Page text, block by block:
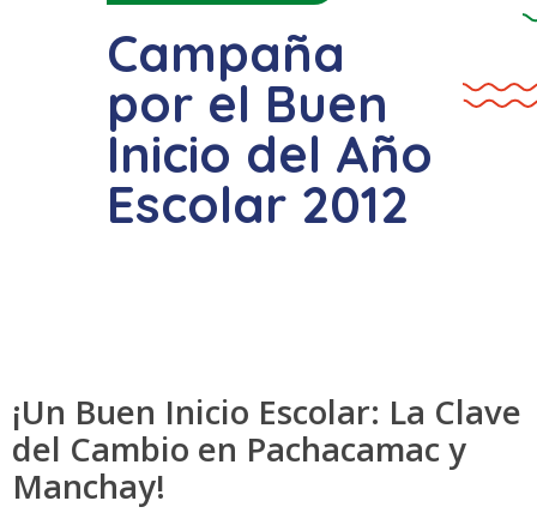
Campaña
por el Buen
Inicio del Año
Escolar 2012
¡Un Buen Inicio Escolar: La Clave
del Cambio en Pachacamac y
Manchay!